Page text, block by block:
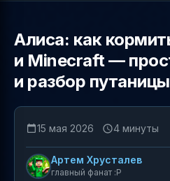
Алиса: как
и Minecraft —
и разбор путаницы
15 мая 2026 4 минуты
Артем Хрусталев
главный фанат :P